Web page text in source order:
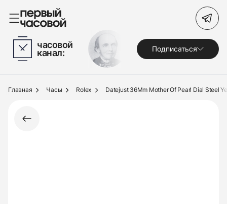
Часы
Украшения
Под заказ
Поиск по сайту
часовой
канал: Подписаться
Главная Часы Rolex Datejust 36Mm Mother Of Pearl Dial Steel